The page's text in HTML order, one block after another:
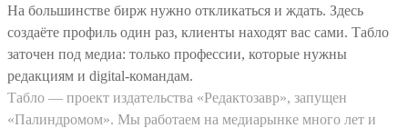
На большинстве бирж нужно откликаться и ждать. Здесь
создаёте профиль один раз, клиенты находят вас сами. Табло
заточен под медиа: только профессии, которые нужны
редакциям и digital-командам.
Табло — проект издательства «Редактозавр», запущен
«Палиндромом». Мы работаем на медиарынке много лет и